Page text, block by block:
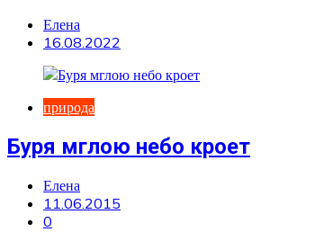
Елена
16.08.2022
природа
Буря мглою небо кроет
Елена
11.06.2015
0